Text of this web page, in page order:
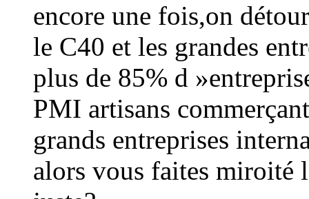
encore une fois,on
le C40 et les grandes
plus de 85% d
PMI artisans
grands entreprises
alors vous faites miroité